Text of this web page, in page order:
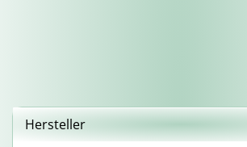
Hersteller